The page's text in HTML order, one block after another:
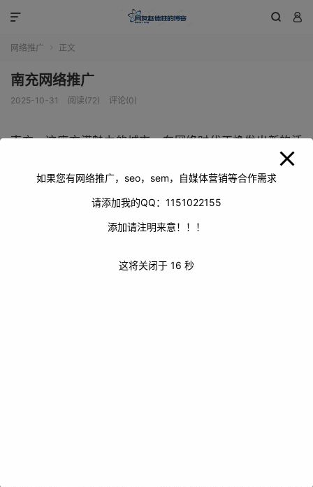
 

网络推广 正文
南充网络推广
2025-10-31 阅读(72) 评论(0)
南充，这座充满魅力的城市，在网络时代正焕发出新的活
力。网络推广成为南充提升城市知名度、推动经济发展、促
进文化传播的重要手段。通过网络推广，南充能够全方位展
示自身独特的风貌、丰富的资源和无限的潜力，吸引更多人
如果您有网络推广，seo，sem，自媒体营销等合作需求
请添加我的QQ：1151022155
添加请注明来意！！！
这将关闭于 16 秒